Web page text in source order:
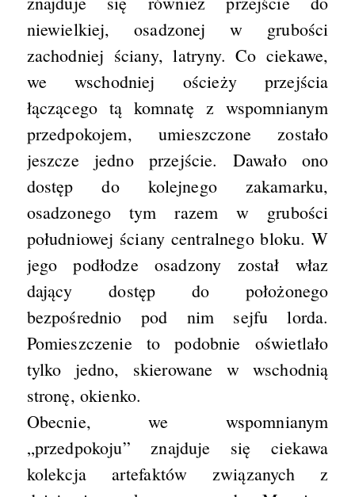
niewielkiej, osadzonej w grubości
zachodniej ściany, latryny. Co ciekawe,
we wschodniej ościeży przejścia
łączącego tą komnatę z wspomnianym
przedpokojem, umieszczone zostało
jeszcze jedno przejście. Dawało ono
dostęp do kolejnego zakamarku,
osadzonego tym razem w grubości
południowej ściany centralnego bloku. W
jego podłodze osadzony został właz
dający dostęp do położonego
bezpośrednio pod nim sejfu lorda.
Pomieszczenie to podobnie oświetlało
tylko jedno, skierowane w wschodnią
stronę, okienko.
Obecnie, we wspomnianym
„przedpokoju” znajduje się ciekawa
kolekcja artefaktów związanych z